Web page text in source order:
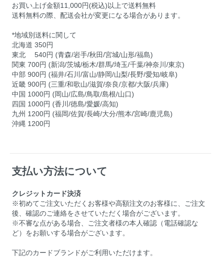
お買い上げ金額11,000円(税込)以上で送料無料
送料無料の際、配送会社が変更になる場合があります。
*地域別送料に関して
北海道 350円
東北 540円 (青森/岩手/秋田/宮城/山形/福島)
関東 700円 (新潟/茨城/栃木/群馬/埼玉/千葉/神奈川/東京)
中部 900円 (福井/石川/富山/静岡/山梨/長野/愛知/岐阜)
近畿 900円 (三重/和歌山/滋賀/奈良/京都/大阪/兵庫)
中国 1000円 (岡山/広島/鳥取/島根/山口)
四国 1000円 (香川/徳島/愛媛/高知)
九州 1200円 (福岡/佐賀/長崎/大分/熊本/宮崎/鹿児島)
沖縄 1200円
支払い方法について
クレジットカード決済
※初めてご注文いただくお客様や高額注文のお客様に、ご注文
後、確認のご連絡をさせていただく場合がございます。
※不審な点がある場合、ご注文者様の本人確認（電話確認な
ど）をお願いする場合がございます。
下記のカードブランドがご利用いただけます。